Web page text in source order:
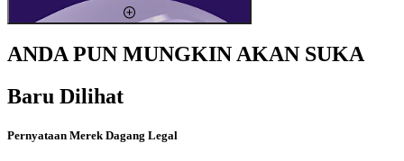
ANDA PUN MUNGKIN AKAN SUKA
Baru Dilihat
Pernyataan Merek Dagang Legal